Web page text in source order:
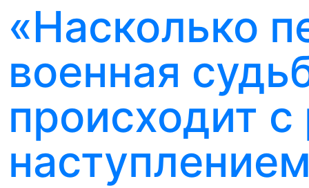
«Насколько
военная
происходит